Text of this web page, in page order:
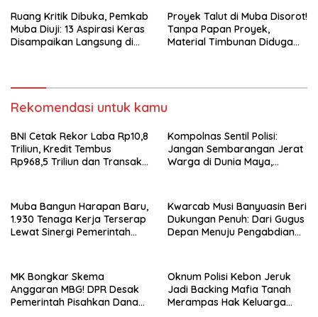
Ruang Kritik Dibuka, Pemkab
Muba Diuji: 13 Aspirasi Keras
Disampaikan Langsung di
Proyek Talut di Muba Disorot!
Tanpa Papan Proyek,
Material Timbunan Diduga
Rekomendasi untuk kamu
BNI Cetak Rekor Laba Rp10,8
Triliun, Kredit Tembus
Rp968,5 Triliun dan Transaksi
Kompolnas Sentil Polisi:
Jangan Sembarangan Jerat
Warga di Dunia Maya,
Muba Bangun Harapan Baru,
1.930 Tenaga Kerja Terserap
Lewat Sinergi Pemerintah
Kwarcab Musi Banyuasin Beri
Dukungan Penuh: Dari Gugus
Depan Menuju Pengabdian
Emas Masuk TNI-Polri
MK Bongkar Skema
Anggaran MBG! DPR Desak
Pemerintah Pisahkan Dana
Oknum Polisi Kebon Jeruk
Jadi Backing Mafia Tanah
Merampas Hak Keluarga